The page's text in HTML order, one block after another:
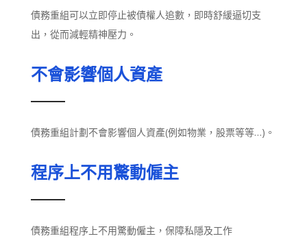
債務重組可以立即停止被債權人追數，即時舒緩逼切支
出，從而減輕精神壓力。
不會影響個人資產
債務重組計劃不會影響個人資產(例如物業，股票等等…)。
程序上不用驚動僱主
債務重組程序上不用驚動僱主，保障私隱及工作